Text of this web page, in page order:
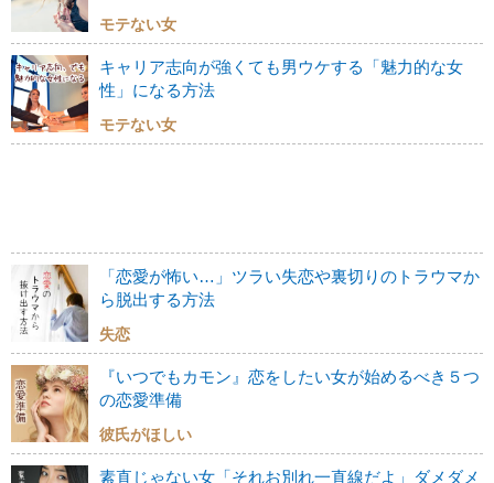
モテない女
キャリア志向が強くても男ウケする「魅力的な女
性」になる方法
モテない女
「恋愛が怖い…」ツラい失恋や裏切りのトラウマか
ら脱出する方法
失恋
『いつでもカモン』恋をしたい女が始めるべき５つ
の恋愛準備
彼氏がほしい
素直じゃない女「それお別れ一直線だよ」ダメダメ